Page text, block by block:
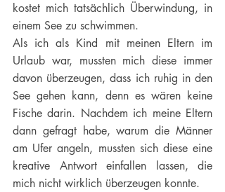
kostet mich tatsächlich Überwindung, in
einem See zu schwimmen.
Als ich als Kind mit meinen Eltern im
Urlaub war, mussten mich diese immer
davon überzeugen, dass ich ruhig in den
See gehen kann, denn es wären keine
Fische darin. Nachdem ich meine Eltern
dann gefragt habe, warum die Männer
am Ufer angeln, mussten sich diese eine
kreative Antwort einfallen lassen, die
mich nicht wirklich überzeugen konnte.